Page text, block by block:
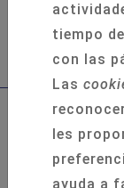
Éxito del
Pediátrico
SEMES
CURSOS
tiempo
con las
Las
les
ayuda a